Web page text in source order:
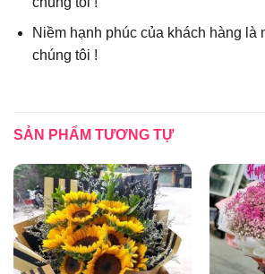
Niềm hạnh phúc của khách hàng là
chúng tôi !
SẢN PHẨM TƯƠNG TỰ